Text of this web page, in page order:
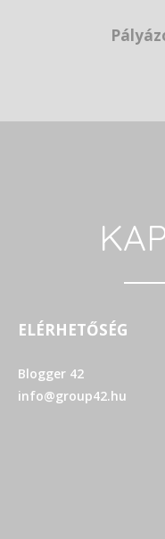
ELÉRHETŐSÉG
Blogger 42
info@group42.hu